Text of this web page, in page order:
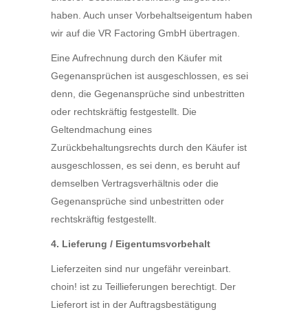
haben. Auch unser Vorbehaltseigentum haben
wir auf die VR Factoring GmbH übertragen.
Eine Aufrechnung durch den Käufer mit
Gegenansprüchen ist ausgeschlossen, es sei
denn, die Gegenansprüche sind unbestritten
oder rechtskräftig festgestellt. Die
Geltendmachung eines
Zurückbehaltungsrechts durch den Käufer ist
ausgeschlossen, es sei denn, es beruht auf
demselben Vertragsverhältnis oder die
Gegenansprüche sind unbestritten oder
rechtskräftig festgestellt.
4. Lieferung / Eigentumsvorbehalt
Lieferzeiten sind nur ungefähr vereinbart.
choin! ist zu Teillieferungen berechtigt. Der
Lieferort ist in der Auftragsbestätigung